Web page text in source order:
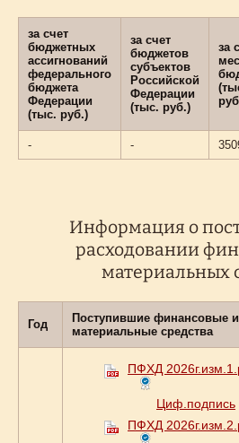
за счет
бюджетных
ассигнований
федерального
бюджета
Федерации
(тыс. руб.)
за счет
бюджетов
субъектов
Российской
Федерации
(тыс. руб.)
за
- -
Информация о
расходовании
материальных
Год
Поступившие финансовые и
материальные средства
ПФХД
Циф.подпись
ПФХД